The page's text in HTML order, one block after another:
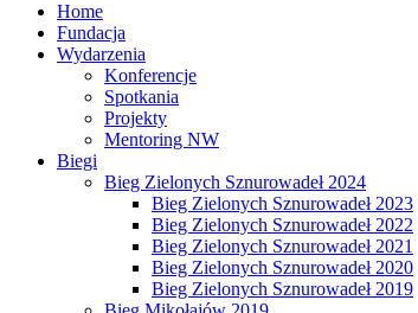
Home
Fundacja
Wydarzenia
Konferencje
Spotkania
Projekty
Mentoring NW
Biegi
Bieg Zielonych Sznurowadeł 2024
Bieg Zielonych Sznurowadeł 2023
Bieg Zielonych Sznurowadeł 2022
Bieg Zielonych Sznurowadeł 2021
Bieg Zielonych Sznurowadeł 2020
Bieg Zielonych Sznurowadeł 2019